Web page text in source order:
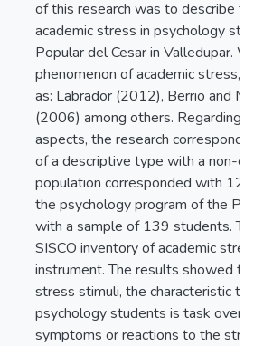
of this research was to describe
academic stress in psychology
Popular del Cesar in Valledupar.
phenomenon of academic stress,
as: Labrador (2012), Berrio and
(2006) among others. Regarding
aspects, the research
of a descriptive type with a non-
population corresponded with
the psychology program of the
with a sample of 139 students.
SISCO inventory of academic
instrument. The results showed
stress stimuli, the characteristic
psychology students is task
symptoms or reactions to the